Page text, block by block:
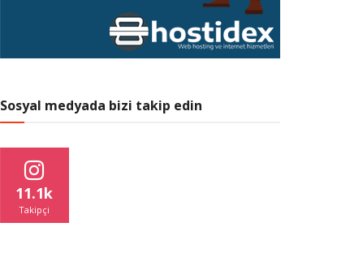
Sosyal medyada bizi takip edin
11.1k
Takipçi